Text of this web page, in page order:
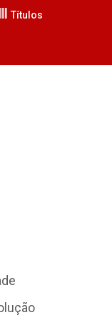
Títulos